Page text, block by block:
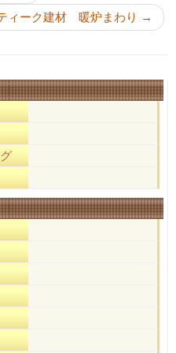
ィーク建材 暖炉まわり →